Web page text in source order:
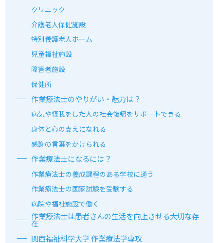
クリニック
介護老人保健施設
特別養護老人ホーム
児童福祉施設
障害者施設
保健所
作業療法士のやりがい・魅力は？
病気や怪我をした人の社会復帰をサポートできる
身体と心の支えになれる
感謝の言葉をかけられる
作業療法士になるには？
作業療法士の養成課程のある学校に通う
作業療法士の国家試験を受験する
病院や福祉施設で働く
作業療法士は患者さんの生活を向上させる大切な存
在
関⻄福祉科学大学 作業療法学専攻